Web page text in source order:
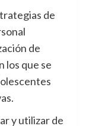
de
de
los que se
y utilizar de